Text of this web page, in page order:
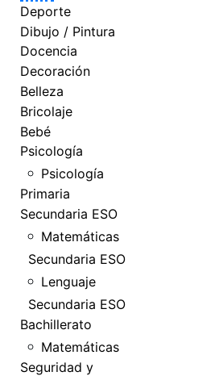
Deporte
Dibujo / Pintura
Docencia
Decoración
Belleza
Bricolaje
Bebé
Psicología
Psicología
Primaria
Secundaria ESO
Matemáticas
Secundaria ESO
Lenguaje
Secundaria ESO
Bachillerato
Matemáticas
Seguridad y